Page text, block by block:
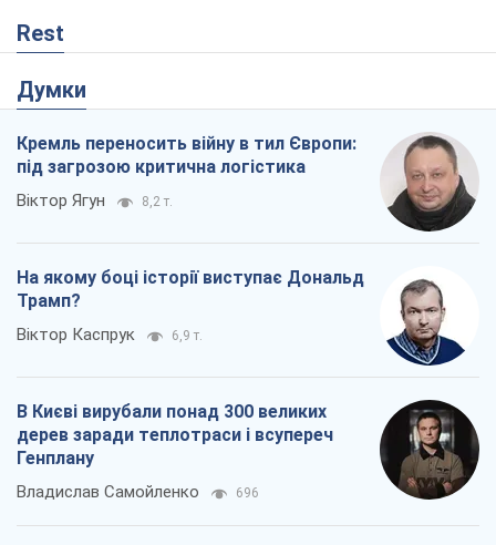
Rest
Думки
Кремль переносить війну в тил Європи:
під загрозою критична логістика
Віктор Ягун 8,2 т.
На якому боці історії виступає Дональд
Трамп?
Віктор Каспрук 6,9 т.
В Києві вирубали понад 300 великих
дерев заради теплотраси і всупереч
Генплану
Владислав Самойленко 696